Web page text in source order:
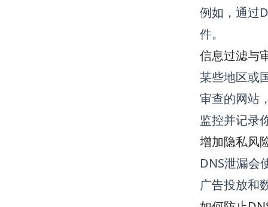
例如，通过
件。
信息过滤与
某些地区或
审查的网站
监控并记录
增加隐私风
DNS泄漏会
广告投放和